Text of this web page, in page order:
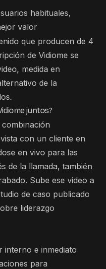
habituales,
valor
que producen de 4
de Vidiome se
medida en
de la
juntos?
con un cliente en
en vivo para las
de la llamada, también
Sube ese video a
de caso publicado
liderazgo
interno e inmediato
para